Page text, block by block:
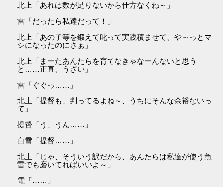
北上「あれは数が足りないから仕方なくね～」
雷「だったら私達だって！」
北上「あの子等を鍛えて叱って実践積ませて、や～っとマ
シになったのにさぁ」
北上「まーたあんたらを育てなきゃなーんないと思う
と……正直、うざい」
雷「ぐぐっ……」
北上「提督も、判ってるよね～、うちにそんな余裕ないっ
て」
提督「う、うん……」
白雪「提督……」
北上「じゃ、そういう訳だから、あんたらは私達が使う魚
雷でも磨いてればいいよ～」
電「……」